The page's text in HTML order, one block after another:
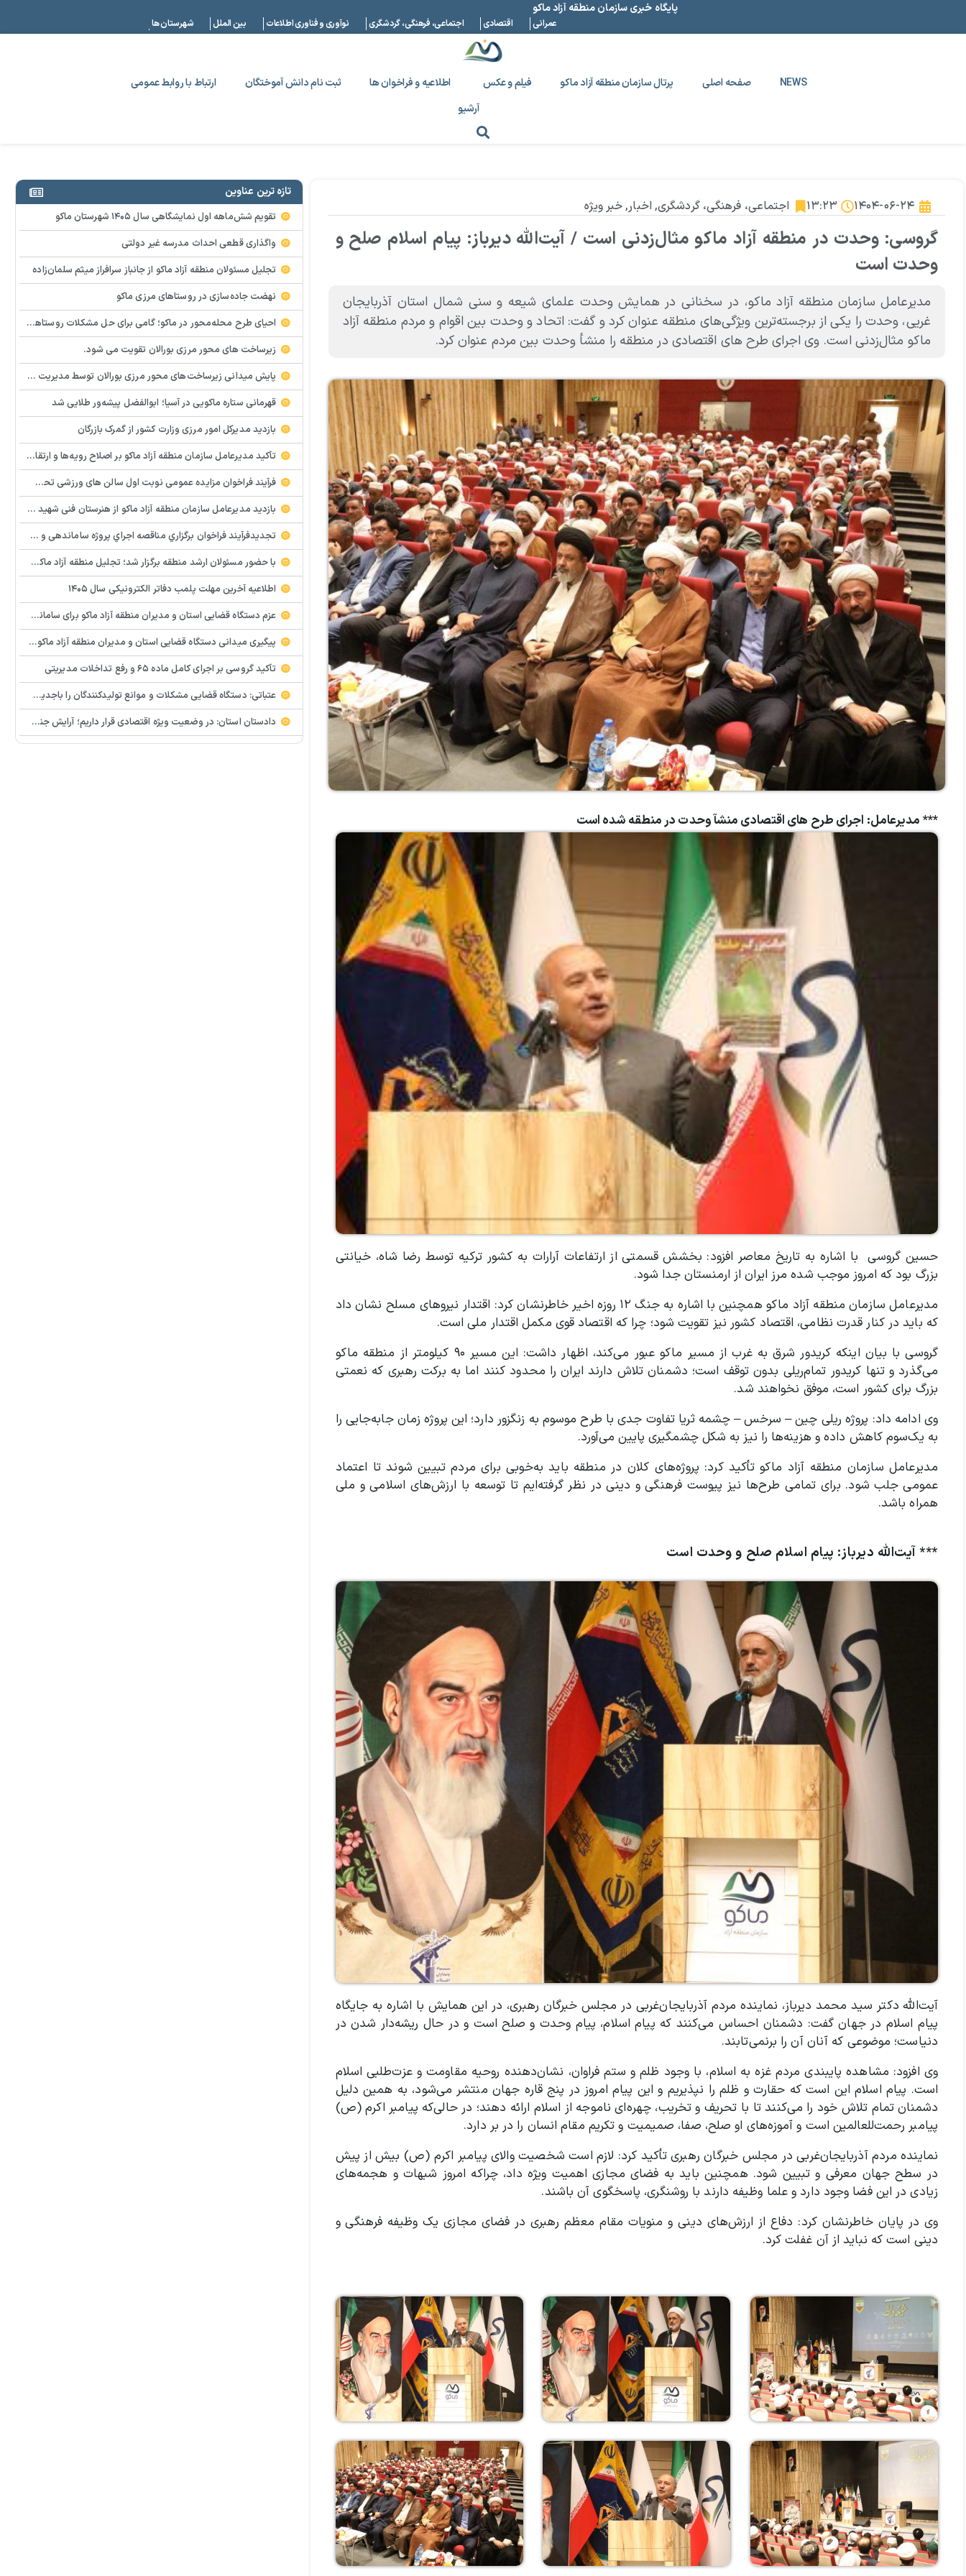
پایگاه خبری سازمان منطقه آزاد ماکو
عمرانی اقتصادی اجتماعی، فرهنگی، گردشگری نوآوری و فناوری اطلاعات بین الملل شهرستان ها
NEWS صفحه اصلی پرتال سازمان منطقه آزاد ماکو فیلم و عکس اطلاعیه و فراخوان ها ثبت نام دانش آموختگان
ارتباط با روابط عمومی
آرشیو
۱۴۰۴-۰۶-۲۴ ۱۳:۲۳ اجتماعی، فرهنگی، گردشگری, اخبار,خبر ویژه
گروسی: وحدت در منطقه آزاد ماکو مثال‌زدنی است / آیت‌الله دیرباز: پیام اسلام صلح و
وحدت است
مدیرعامل سازمان منطقه آزاد ماکو، در سخنانی در همایش وحدت علمای شیعه و سنی شمال استان آذربایجان
غریی، وحدت را یکی از برجسته‌ترین ویژگی‌های منطقه عنوان کرد و گفت: اتحاد و وحدت بین اقوام و مردم منطقه آزاد
ماکو مثال‌زدنی است. وی اجرای طرح های اقتصادی در منطقه را منشأ وحدت بین مردم عنوان کرد.
*** مدیرعامل: اجرای طرح های اقتصادی منشآ وحدت در منطقه شده است
حسین گروسی با اشاره به تاریخ معاصر افزود: بخشش قسمتی از ارتفاعات آرارات به کشور ترکیه توسط رضا شاه، خیانتی
بزرگ بود که امروز موجب شده مرز ایران از ارمنستان جدا شود.
مدیرعامل سازمان منطقه آزاد ماکو همچنین با اشاره به جنگ ۱۲ روزه اخیر خاطرنشان کرد: اقتدار نیروهای مسلح نشان داد
که باید در کنار قدرت نظامی، اقتصاد کشور نیز تقویت شود؛ چرا که اقتصاد قوی مکمل اقتدار ملی است.
گروسی با بیان اینکه کریدور شرق به غرب از مسیر ماکو عبور می‌کند، اظهار داشت: این مسیر ۹۰ کیلومتر از منطقه ماکو
می‌گذرد و تنها کریدور تمام‌ریلی بدون توقف است؛ دشمنان تلاش دارند ایران را محدود کنند اما به برکت رهبری که نعمتی
بزرگ برای کشور است، موفق نخواهند شد.
وی ادامه داد: پروژه ریلی چین – سرخس – چشمه ثریا تفاوت جدی با طرح موسوم به زنگزور دارد؛ این پروژه زمان جابه‌جایی را
به یک‌سوم کاهش داده و هزینه‌ها را نیز به شکل چشمگیری پایین می‌آورد.
مدیرعامل سازمان منطقه آزاد ماکو تأکید کرد: پروژه‌های کلان در منطقه باید به‌خوبی برای مردم تبیین شوند تا اعتماد
عمومی جلب شود. برای تمامی طرح‌ها نیز پیوست فرهنگی و دینی در نظر گرفته‌ایم تا توسعه با ارزش‌های اسلامی و ملی
همراه باشد.
*** آیت‌الله دیرباز: پیام اسلام صلح و وحدت است
آیت‌الله دکتر سید محمد دیرباز، نماینده مردم آذربایجان‌غربی در مجلس خبرگان رهبری، در این همایش با اشاره به جایگاه
پیام اسلام در جهان گفت: دشمنان احساس می‌کنند که پیام اسلام، پیام وحدت و صلح است و در حال ریشه‌دار شدن در
دنیاست؛ موضوعی که آنان آن را برنمی‌تابند.
وی افزود: مشاهده پایبندی مردم غزه به اسلام، با وجود ظلم و ستم فراوان، نشان‌دهنده روحیه مقاومت و عزت‌طلبی اسلام
است. پیام اسلام این است که حقارت و ظلم را نپذیریم و این پیام امروز در پنج قاره جهان منتشر می‌شود، به همین دلیل
دشمنان تمام تلاش خود را می‌کنند تا با تحریف و تخریب، چهره‌ای ناموجه از اسلام ارائه دهند؛ در حالی‌که پیامبر اکرم (ص)
پیامبر رحمت‌للعالمین است و آموزه‌های او صلح، صفا، صمیمیت و تکریم مقام انسان را در بر دارد.
نماینده مردم آذربایجان‌غربی در مجلس خبرگان رهبری تأکید کرد: لازم است شخصیت والای پیامبر اکرم (ص) بیش از پیش
در سطح جهان معرفی و تبیین شود. همچنین باید به فضای مجازی اهمیت ویژه داد، چراکه امروز شبهات و هجمه‌های
زیادی در این فضا وجود دارد و علما وظیفه دارند با روشنگری، پاسخگوی آن باشند.
وی در پایان خاطرنشان کرد: دفاع از ارزش‌های دینی و منویات مقام معظم رهبری در فضای مجازی یک وظیفه فرهنگی و
دینی است که نباید از آن غفلت کرد.
تازه ترین عناوین
تقویم شش‌ماهه اول نمایشگاهی سال ۱۴۰۵ شهرستان ماکو
واگذاری قطعی احداث مدرسه غیر دولتی
تجلیل مسئولان منطقه آزاد ماکو از جانباز سرافراز میثم سلمان‌زاده
نهضت جاده‌سازی در روستاهای مرزی ماکو
احیای طرح محله‌محور در ماکو؛ گامی برای حل مشکلات روستاها و مناطق کم‌برخوردار
زیرساخت های محور مرزی بورالان تقویت می شود.
پایش میدانی زیرساخت‌های محور مرزی بورالان توسط مدیریت امور شهری و روستایی سازمان منطقه آزاد ماکو ‌
قهرمانی ستاره ماکویی در آسیا؛ ابوالفضل پیشه‌ور طلایی شد
بازدید مدیرکل امور مرزی وزارت کشور از گمرک بازرگان
تأکید مدیرعامل سازمان منطقه آزاد ماکو بر اصلاح رویه‌ها و ارتقای جایگاه مرز بازرگان
فرآيند فراخوان مزایده عمومي نوبت اول سالن های ورزشی تحت اختیار منطقه آزاد ماکو در شهرهای بازرگان – شوط و پلدشت
بازدید مدیرعامل سازمان منطقه آزاد ماکو از هنرستان فنی شهید پیر احمدی؛ بررسی میدانی مشکلات و موانع آموزشی
تجدیدفرآيند فراخوان برگزاري مناقصه اجراي پروژه ساماندهي و زيباسازي بلوار پليس راه ماكو
با حضور مسئولان ارشد منطقه برگزار شد؛ تجلیل منطقه آزاد ماکو از معلمان نمونه و تأکید بر هوشمندسازی مدارس
اطلاعیه آخرین مهلت پلمب دفاتر الکترونیکی سال ۱۴۰۵
عزم دستگاه قضایی استان و مدیران منطقه آزاد ماکو برای ساماندهی و رفع سریع مشکلات پایانه مرزی و گمرک بازرگان
پیگیری میدانی دستگاه قضایی استان و مدیران منطقه آزاد ماکو و استان برای رفع سریع مشکلات واحدهای تولیدی و سرمایه گذاری
تأکید گروسی بر اجرای کامل ماده ۶۵ و رفع تداخلات مدیریتی
عتباتی: دستگاه قضایی مشکلات و موانع تولیدکنندگان را باجدیت پیگیری می کند
دادستان استان: در وضعیت ویژه اقتصادی قرار داریم؛ آرایش جنگی در حوزه تولید ضروری است